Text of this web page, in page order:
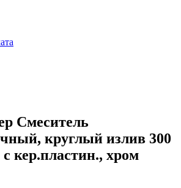
Смеситель
круглый излив 300
кер.пластин., хром